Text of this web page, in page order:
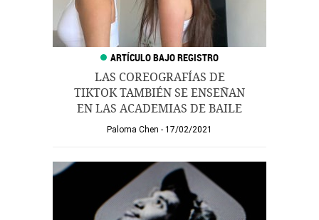
LAS COREOGRAFÍAS DE
TIKTOK TAMBIÉN SE ENSEÑAN
EN LAS ACADEMIAS DE BAILE
Paloma Chen 17/02/2021